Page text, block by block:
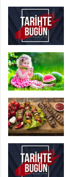
k
a
n
K
u
r
t
u
l
u
r